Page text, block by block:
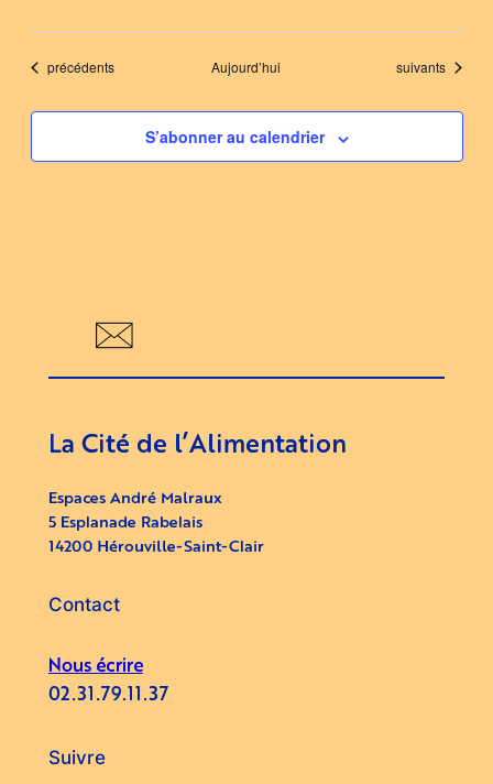
Évènements
précédents Aujourd’hui Évènements
suivants
S’abonner au calendrier
La Cité de l’Alimentation
Espaces André Malraux
5 Esplanade Rabelais
14200 Hérouville-Saint-Clair
Contact
Nous écrire
02.31.79.11.37
Suivre